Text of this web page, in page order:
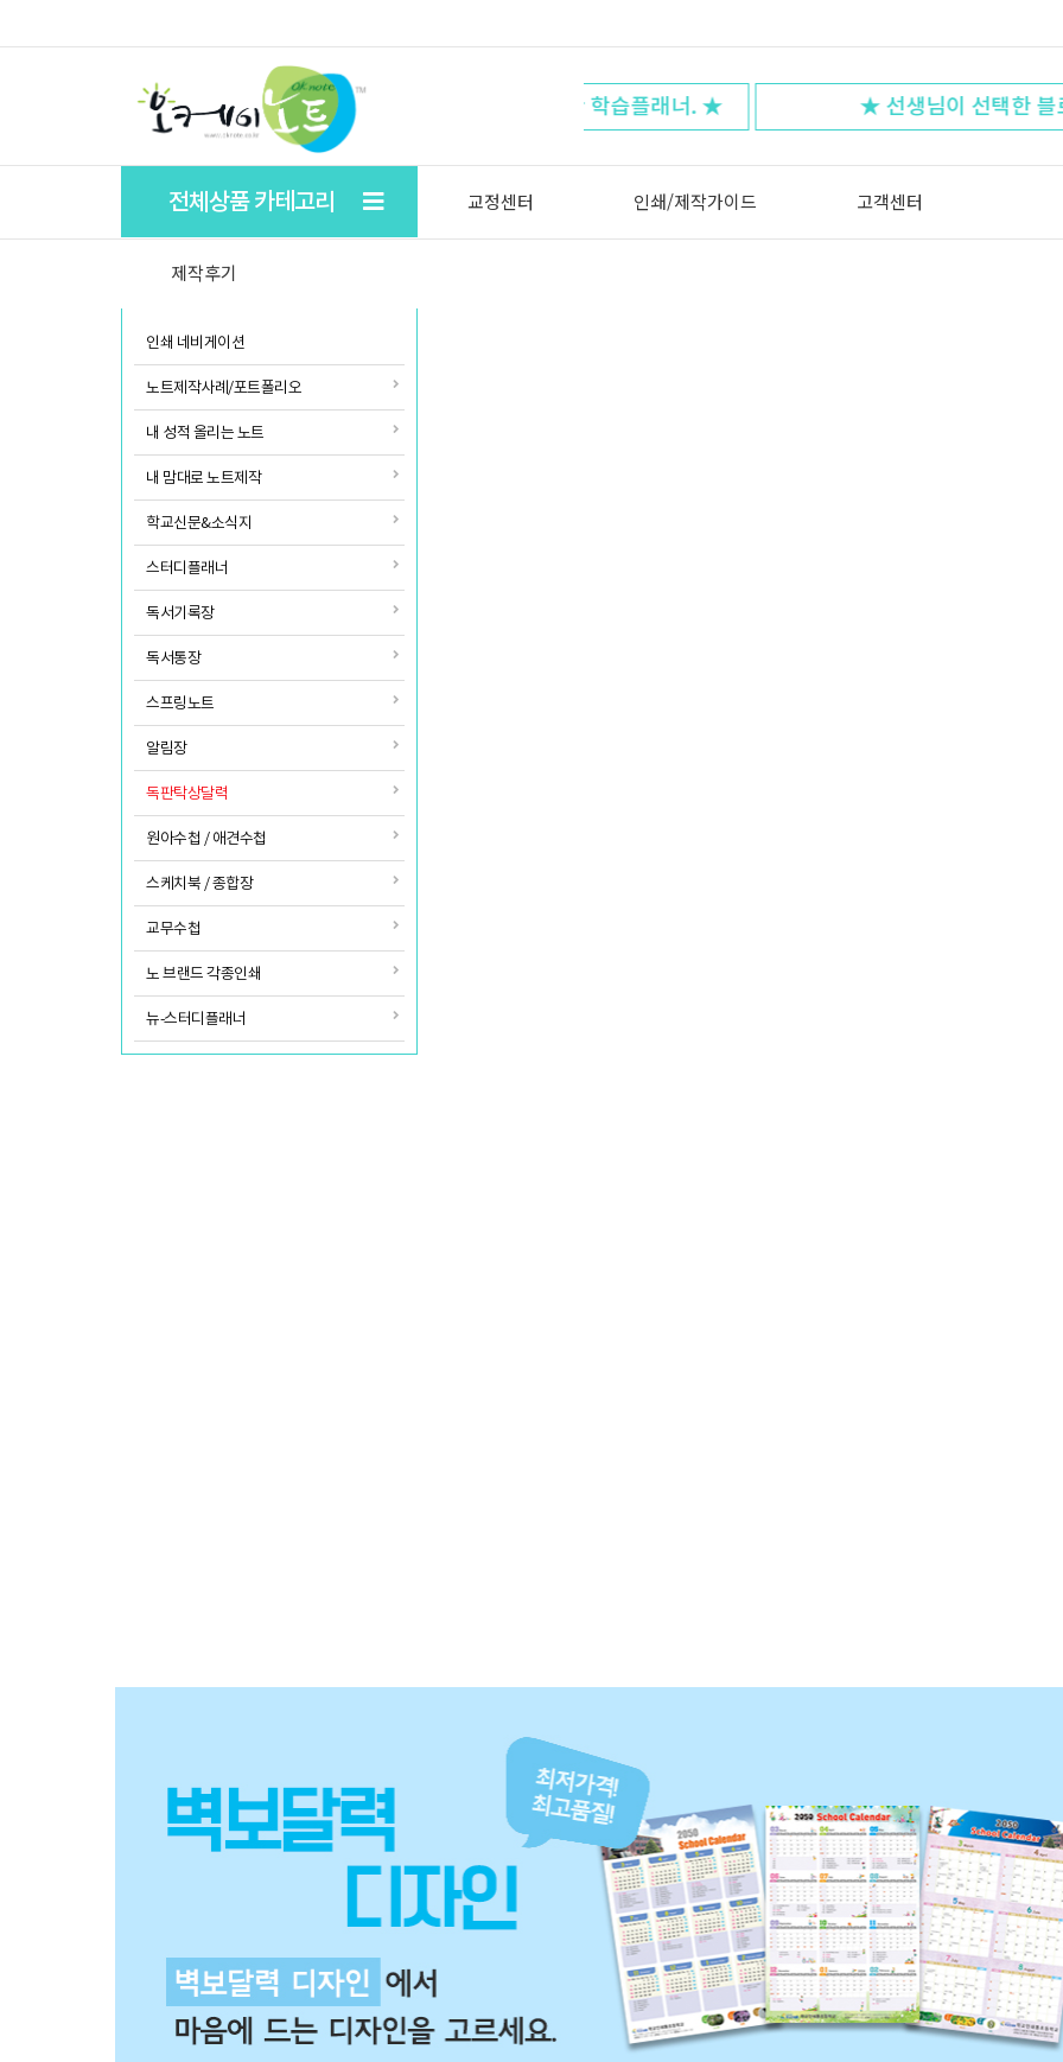
★ 학생들의 자기주도 학습을 돕기위한 학습플래너. ★ ★ 선생님이 선택한 블로그 리뷰!! ★
전체상품 카테고리
인쇄 네비게이션
노트제작사례/포트폴리오
내 성적 올리는 노트
내 맘대로 노트제작
학교신문&소식지
스터디플래너
독서기록장
독서통장
스프링노트
알림장
독판탁상달력
원아수첩 / 애견수첩
스케치북 / 종합장
교무수첩
노 브랜드 각종인쇄
뉴-스터디플래너
교정센터 인쇄/제작가이드 고객센터
제작후기